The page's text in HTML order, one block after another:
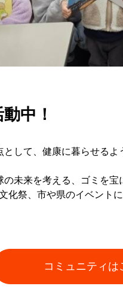
中！
して、健康に暮らせる
未来を考える、ゴミを
化祭、市や県のイベント
コミュニティは